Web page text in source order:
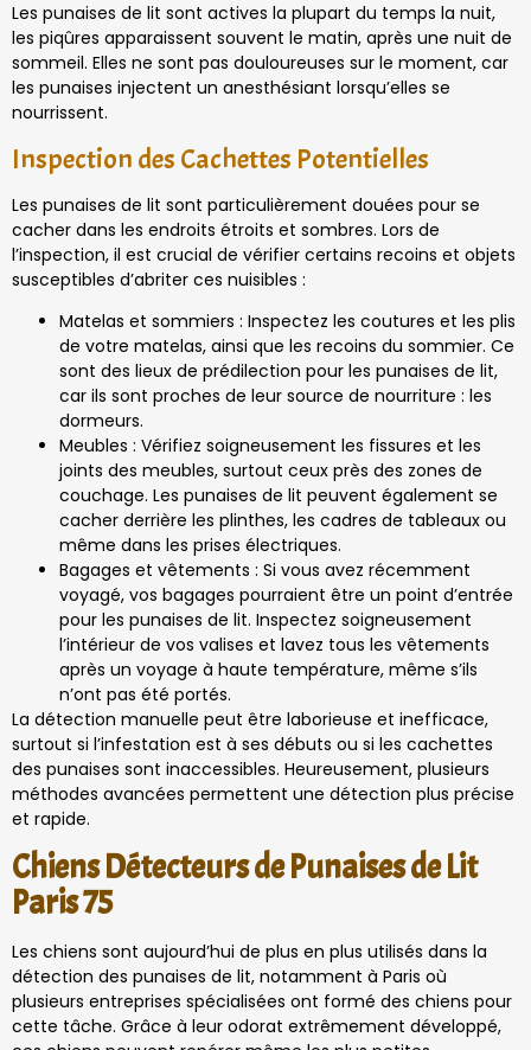
Les punaises de lit sont actives la plupart du temps la nuit,
les piqûres apparaissent souvent le matin, après une nuit de
sommeil. Elles ne sont pas douloureuses sur le moment, car
les punaises injectent un anesthésiant lorsqu’elles se
nourrissent.
Inspection des Cachettes Potentielles
Les punaises de lit sont particulièrement douées pour se
cacher dans les endroits étroits et sombres. Lors de
l’inspection, il est crucial de vérifier certains recoins et objets
susceptibles d’abriter ces nuisibles :
Matelas et sommiers : Inspectez les coutures et les plis
de votre matelas, ainsi que les recoins du sommier. Ce
sont des lieux de prédilection pour les punaises de lit,
car ils sont proches de leur source de nourriture : les
dormeurs.
Meubles : Vérifiez soigneusement les fissures et les
joints des meubles, surtout ceux près des zones de
couchage. Les punaises de lit peuvent également se
cacher derrière les plinthes, les cadres de tableaux ou
même dans les prises électriques.
Bagages et vêtements : Si vous avez récemment
voyagé, vos bagages pourraient être un point d’entrée
pour les punaises de lit. Inspectez soigneusement
l’intérieur de vos valises et lavez tous les vêtements
après un voyage à haute température, même s’ils
n’ont pas été portés.
La détection manuelle peut être laborieuse et inefficace,
surtout si l’infestation est à ses débuts ou si les cachettes
des punaises sont inaccessibles. Heureusement, plusieurs
méthodes avancées permettent une détection plus précise
et rapide.
Chiens Détecteurs de Punaises de Lit
Paris 75
Les chiens sont aujourd’hui de plus en plus utilisés dans la
détection des punaises de lit, notamment à Paris où
plusieurs entreprises spécialisées ont formé des chiens pour
cette tâche. Grâce à leur odorat extrêmement développé,